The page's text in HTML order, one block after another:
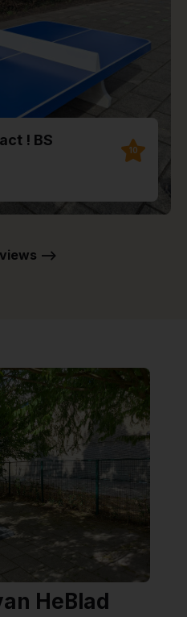
! BS
10
-->
HeBlad